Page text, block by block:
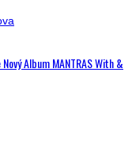
Album MANTRAS With &